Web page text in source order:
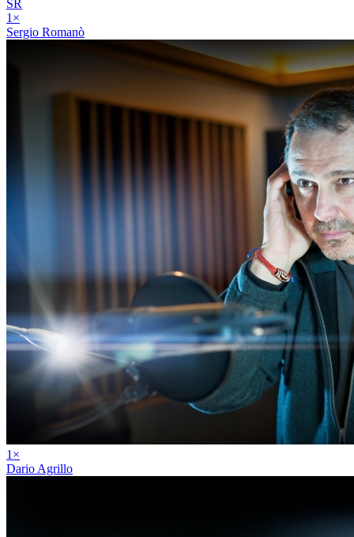
SR
1 ×
Sergio Romanò
1 ×
Dario Agrillo